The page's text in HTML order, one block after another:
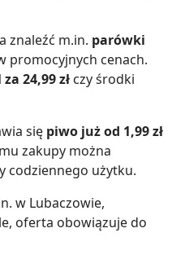
znaleźć m.in. parówki
promocyjnych cenach.
24,99 zł czy środki
się piwo już od 1,99 zł
zakupy można
codziennego użytku.
w Lubaczowie,
oferta obowiązuje do